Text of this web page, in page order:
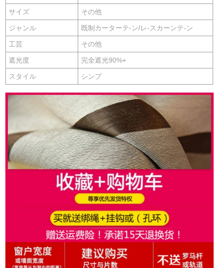
サイズ その他
ジャンル 既制カーターテ-ン/レ-スカーンテ-ン
工芸 その他
遮光度 完全遮光90%+
スタイル シンプ